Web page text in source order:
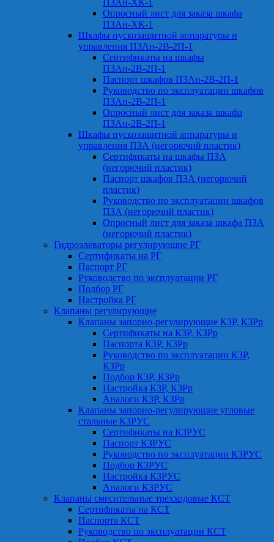
ПЗАн-ХК-1
Опросный лист для заказа шкафа
ПЗАн-ХК-1
Шкафы пускозащитной аппаратуры и
управления ПЗАн-2В-2П-1
Сертификаты на шкафы
ПЗАн-2В-2П-1
Паспорт шкафов ПЗАн-2В-2П-1
Руководство по эксплуатации шкафов
ПЗАн-2В-2П-1
Опросный лист для заказа шкафа
ПЗАн-2В-2П-1
Шкафы пускозащитной аппаратуры и
управления ПЗА (негорючий пластик)
Сертификаты на шкафы ПЗА
(негорючий пластик)
Паспорт шкафов ПЗА (негорючий
пластик)
Руководство по эксплуатации шкафов
ПЗА (негорючий пластик)
Опросный лист для заказа шкафа ПЗА
(негорючий пластик)
Гидроэлеваторы регулирующие РГ
Сертификаты на РГ
Паспорт РГ
Руководство по эксплуатации РГ
Подбор РГ
Настройка РГ
Клапаны регулирующие
Клапаны запорно-регулирующие КЗР, КЗРр
Сертификаты на КЗР, КЗРр
Паспорта КЗР, КЗРр
Руководство по эксплуатации КЗР,
КЗРр
Подбор КЗР, КЗРр
Настройка КЗР, КЗРр
Аналоги КЗР, КЗРр
Клапаны запорно-регулирующие угловые
стальные КЗРУС
Сертификаты на КЗРУС
Паспорт КЗРУС
Руководство по эксплуатации КЗРУС
Подбор КЗРУС
Настройка КЗРУС
Аналоги КЗРУС
Клапаны смесительные трехходовые КСТ
Сертификаты на КСТ
Паспорта КСТ
Руководство по эксплуатации КСТ